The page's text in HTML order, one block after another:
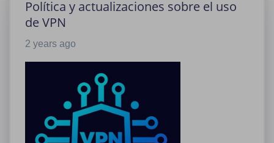
Política y actualizaciones sobre el uso
de VPN
2 years ago